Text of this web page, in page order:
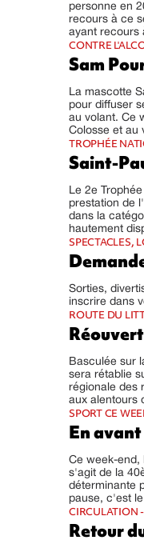
personne en
recours à ce
ayant recours
CONTRE
Sam
La mascotte
pour diffuser
au volant. Ce
Colosse et au
TROPHÉE
Saint-
Le 2e
prestation de
dans la
hautement
SPECTACLES,
Sorties,
inscrire dans
ROUTE DU
Basculée sur
sera rétablie
régionale des
aux alentours
SPORT CE
En
Ce week-end,
s'agit de la
déterminante
pause, c'est
CIRCULATION
Retour